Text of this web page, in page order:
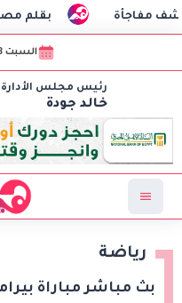
بقلم مصطفى بن
السبت 08 أغسطس 2026
رئيس مجلس الأدارة
خالد جودة
رياضة
بث مباشر مباراة